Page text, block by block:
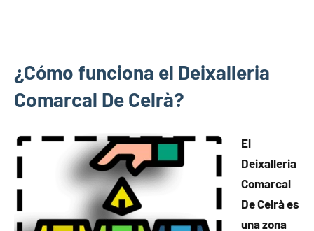
¿Cómo funciona el Deixalleria
Comarcal De Celrà?
El
Deixalleria
Comarcal
De Celrà es
una zona